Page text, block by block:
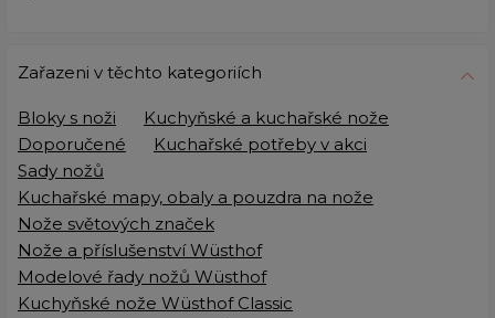
Zařazeni v těchto kategoriích
Bloky s noži
Kuchyňské a kuchařské nože
Doporučené
Kuchařské potřeby v akci
Sady nožů
Kuchařské mapy, obaly a pouzdra na nože
Nože světových značek
Nože a příslušenství Wüsthof
Modelové řady nožů Wüsthof
Kuchyňské nože Wüsthof Classic